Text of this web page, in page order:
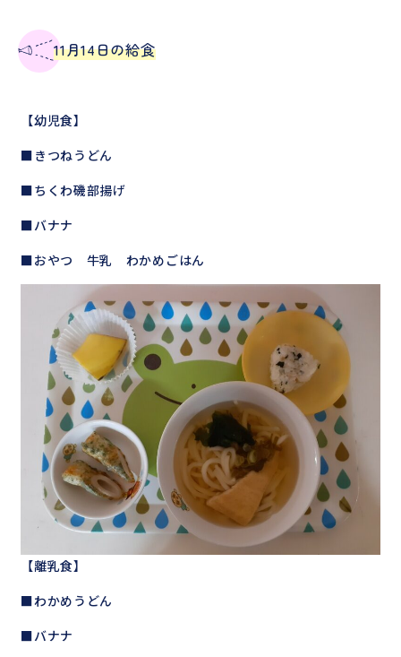
11月14日の給食
【幼児食】
■きつねうどん
■ちくわ磯部揚げ
■バナナ
■おやつ 牛乳 わかめごはん
【離乳食】
■わかめうどん
■バナナ